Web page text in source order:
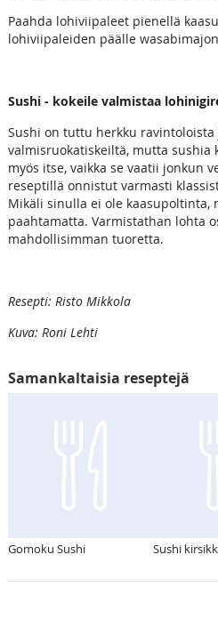
Paahda lohiviipaleet pienellä
lohiviipaleiden päälle
Sushi - kokeile valmistaa
Sushi on tuttu herkku ravintoloista
valmisruokatiskeiltä, mutta sushia
myös itse, vaikka se vaatii jonkun
reseptillä onnistut varmasti
Mikäli sinulla ei ole kaasupoltinta,
paahtamatta. Varmistathan lohta
mahdollisimman tuoretta.
Resepti: Risto Mikkola
Kuva: Roni Lehti
Samankaltaisia reseptejä
Gomoku Sushi Sushi